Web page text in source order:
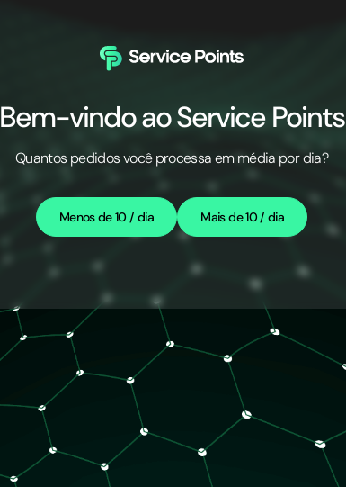
Bem-vindo ao Service Points
Quantos pedidos você processa em média por dia?
Menos de 10 / dia Mais de 10 / dia